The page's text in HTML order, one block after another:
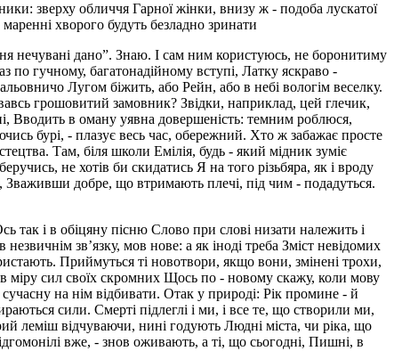
зверху обличчя Гарної жінки, внизу ж - подоба лускатої
хворого будуть безладно зринати
нечувані дано”. Знаю. І сам ним користуюсь, не боронитиму
гучному, багатонадійному вступі, Латку яскраво -
Лугом біжить, або Рейн, або в небі вологім веселку.
грошовитий замовник? Звідки, наприклад, цей глечик,
Вводить в оману уявна довершеність: темним роблюся,
бурі, - плазує весь час, обережний. Хто ж забажає просте
Там, біля школи Емілія, будь - який мідник зуміє
не хотів би скидатись Я на того різьбяра, як і вроду
добре, що втримають плечі, під чим - подадуться.
так і в обіцяну пісню Слово при слові низати належить і
зв’язку, мов нове: а як іноді треба Зміст невідомих
Приймуться ті новотвори, якщо вони, змінені трохи,
міру сил своїх скромних Щось по - новому скажу, коли мову
на нім відбивати. Отак у природі: Рік промине - й
сили. Смерті підлеглі і ми, і все те, що створили ми,
леміш відчуваючи, нині годують Людні міста, чи ріка, що
вже, - знов оживають, а ті, що сьогодні, Пишні, в